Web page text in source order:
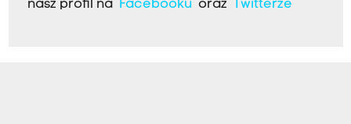
nasz profil na Facebookuoraz Twitterze